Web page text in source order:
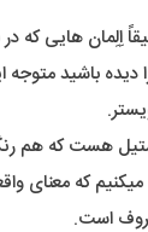
اِلِمان هایی
باشید
هست که هم
که معنای
است.